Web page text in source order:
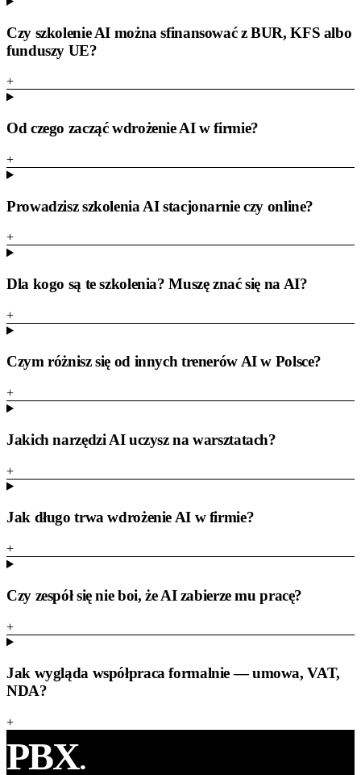
Czy szkolenie AI można sfinansować z BUR, KFS albo
funduszy UE?
+
Od czego zacząć wdrożenie AI w firmie?
+
Prowadzisz szkolenia AI stacjonarnie czy online?
+
Dla kogo są te szkolenia? Muszę znać się na AI?
+
Czym różnisz się od innych trenerów AI w Polsce?
+
Jakich narzędzi AI uczysz na warsztatach?
+
Jak długo trwa wdrożenie AI w firmie?
+
Czy zespół się nie boi, że AI zabierze mu pracę?
+
Jak wygląda współpraca formalnie — umowa, VAT,
NDA?
+
PBX.